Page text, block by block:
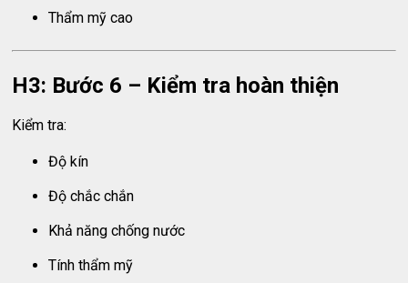
Thẩm mỹ cao
H3: Bước 6 – Kiểm tra hoàn thiện
Kiểm tra:
Độ kín
Độ chắc chắn
Khả năng chống nước
Tính thẩm mỹ